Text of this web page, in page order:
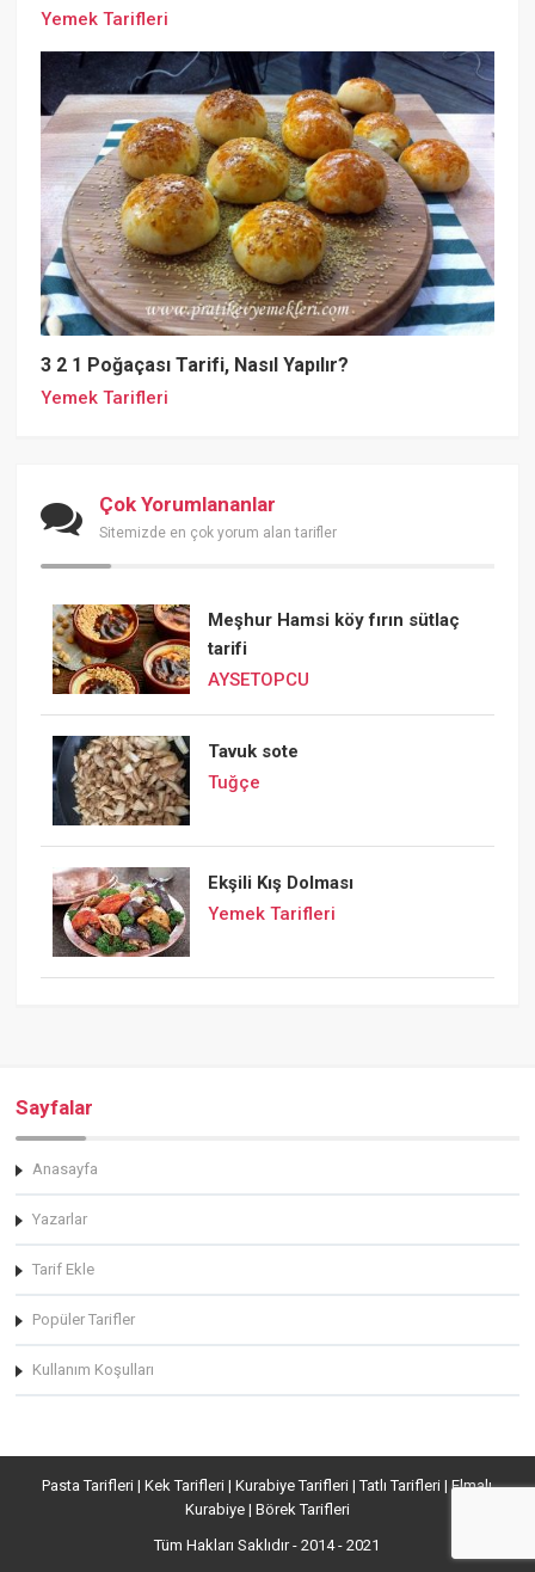
Yemek Tarifleri
3 2 1 Poğaçası Tarifi, Nasıl Yapılır?
Yemek Tarifleri
Çok Yorumlananlar
Sitemizde en çok yorum alan tarifler
Meşhur Hamsi köy fırın sütlaç
tarifi
AYSETOPCU
Tavuk sote
Tuğçe
Ekşili Kış Dolması
Yemek Tarifleri
Sayfalar
Anasayfa
Yazarlar
Tarif Ekle
Popüler Tarifler
Kullanım Koşulları
Pasta Tarifleri | Kek Tarifleri | Kurabiye Tarifleri | Tatlı Tarifleri | Elmalı
Kurabiye | Börek Tarifleri
Tüm Hakları Saklıdır - 2014 - 2021